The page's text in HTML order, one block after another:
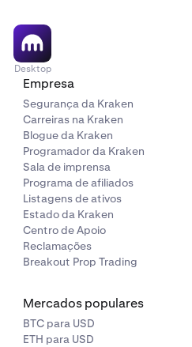
Desktop
Empresa
Segurança da Kraken
Carreiras na Kraken
Blogue da Kraken
Programador da Kraken
Sala de imprensa
Programa de afiliados
Listagens de ativos
Estado da Kraken
Centro de Apoio
Reclamações
Breakout Prop Trading
Mercados populares
BTC para USD
ETH para USD